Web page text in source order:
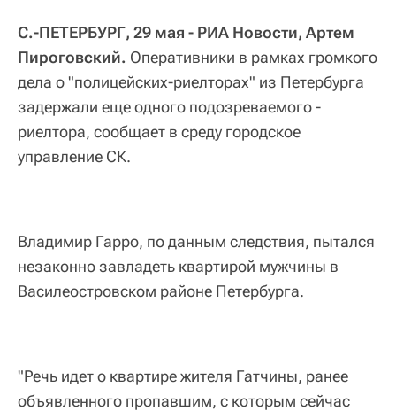
С.-ПЕТЕРБУРГ, 29 мая - РИА Новости, Артем
Пироговский. Оперативники в рамках громкого
дела о "полицейских-риелторах" из Петербурга
задержали еще одного подозреваемого -
риелтора, сообщает в среду городское
управление СК.
Владимир Гарро, по данным следствия, пытался
незаконно завладеть квартирой мужчины в
Василеостровском районе Петербурга.
"Речь идет о квартире жителя Гатчины, ранее
объявленного пропавшим, с которым сейчас